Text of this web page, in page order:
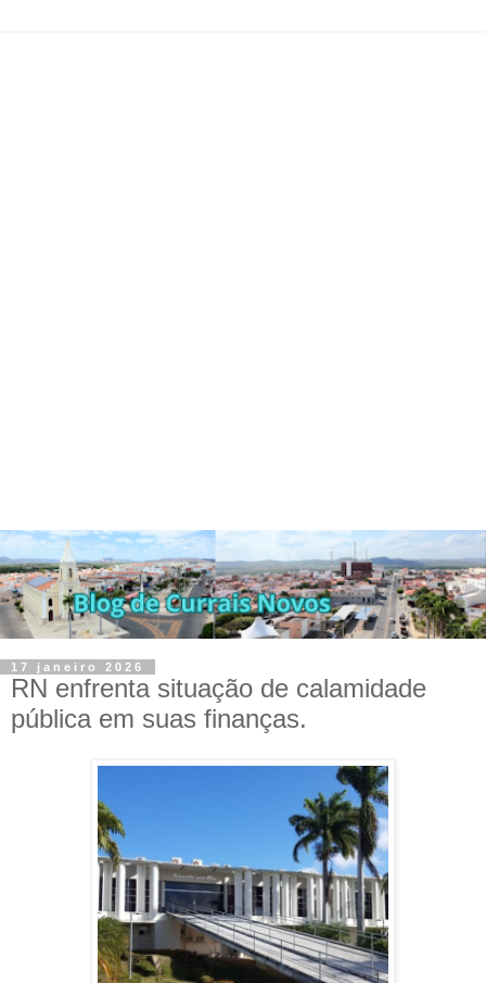
17 janeiro 2026
RN enfrenta situação de calamidade
pública em suas finanças.